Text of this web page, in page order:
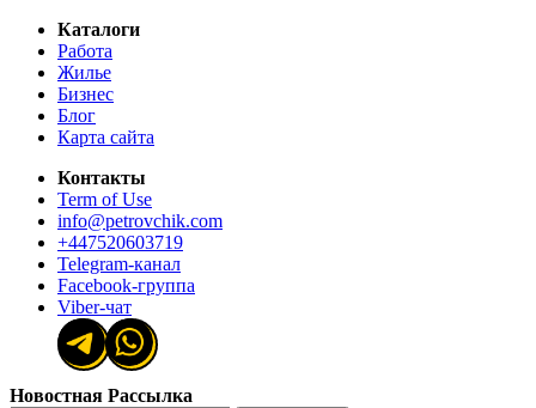
Каталоги
Работа
Жилье
Бизнес
Блог
Карта сайта
Контакты
Term of Use
info@petrovchik.com
+447520603719
Telegram-канал
Facebook-группа
Viber-чат
Новостная Рассылка